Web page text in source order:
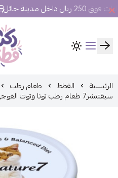
مدينة حائل
ركن قطي
الرئيسية القطط طعام رطب
سيقتتشر7 طعام رطب تونا وتوت الغوجي - لتعزيز جهاز المناعة 80 g